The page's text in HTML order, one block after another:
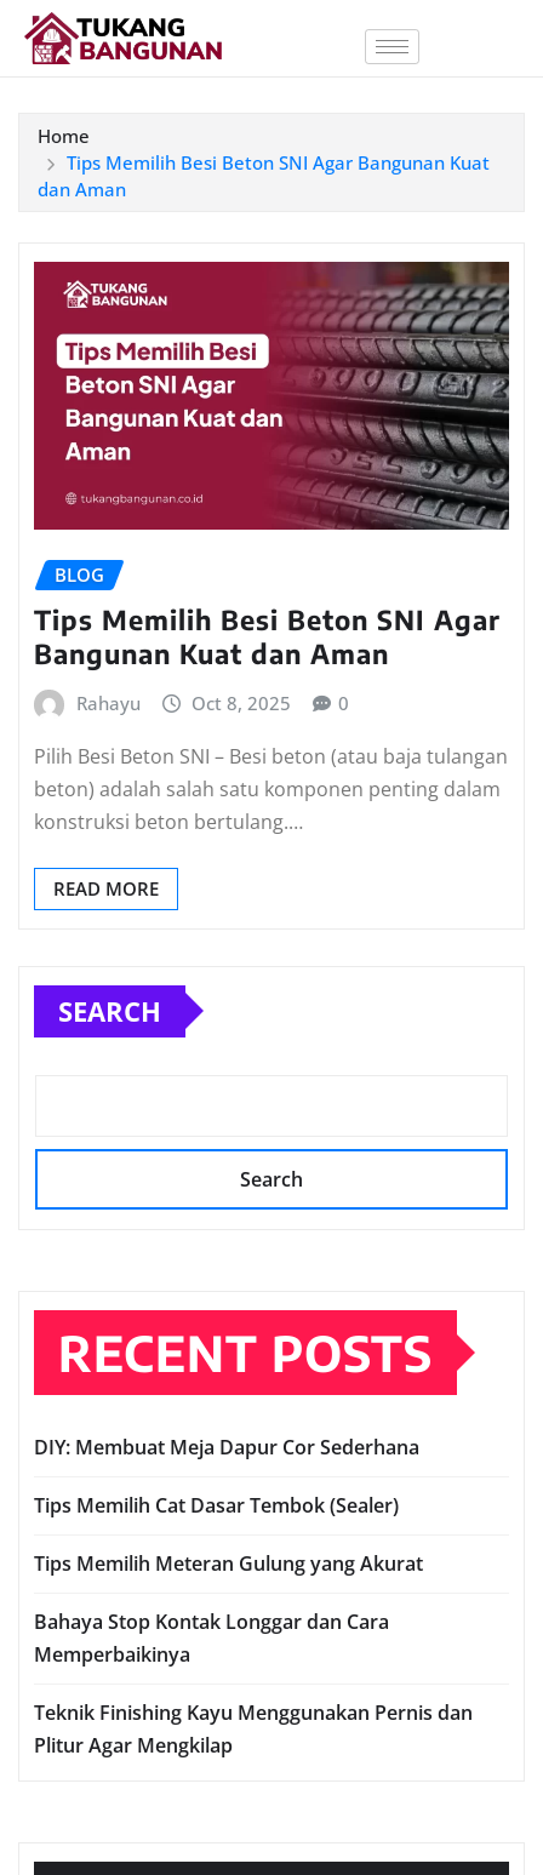
Home
Tips Memilih Besi Beton SNI Agar Bangunan Kuat
dan Aman
BLOG
Tips Memilih Besi Beton SNI Agar
Bangunan Kuat dan Aman
Rahayu Oct 8, 2025 0
Pilih Besi Beton SNI – Besi beton (atau baja tulangan
beton) adalah salah satu komponen penting dalam
konstruksi beton bertulang.…
READ MORE
SEARCH
Search
RECENT POSTS
DIY: Membuat Meja Dapur Cor Sederhana
Tips Memilih Cat Dasar Tembok (Sealer)
Tips Memilih Meteran Gulung yang Akurat
Bahaya Stop Kontak Longgar dan Cara
Memperbaikinya
Teknik Finishing Kayu Menggunakan Pernis dan
Plitur Agar Mengkilap